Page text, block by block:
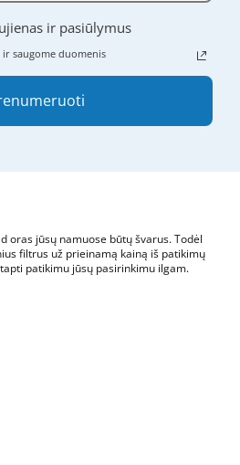
ir pasiūlymus
saugome duomenis
oras jūsų namuose būtų švarus. Todėl
filtrus už prieinamą kainą iš patikimų
patikimu jūsų pasirinkimu ilgam.